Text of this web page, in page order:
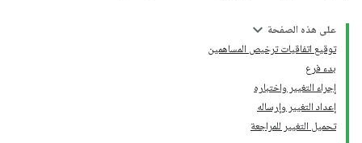
على هذه الصفحة
توقيع اتفاقيات ترخيص المساهمين
بدء فرع
إجراء التغيير واختباره
إعداد التغيير وإرساله
تحميل التغيير للمراجعة